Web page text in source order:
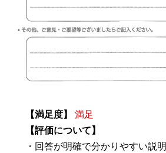
【満足度】
満足
【評価について】
・回答が明確で分かりやすい説明